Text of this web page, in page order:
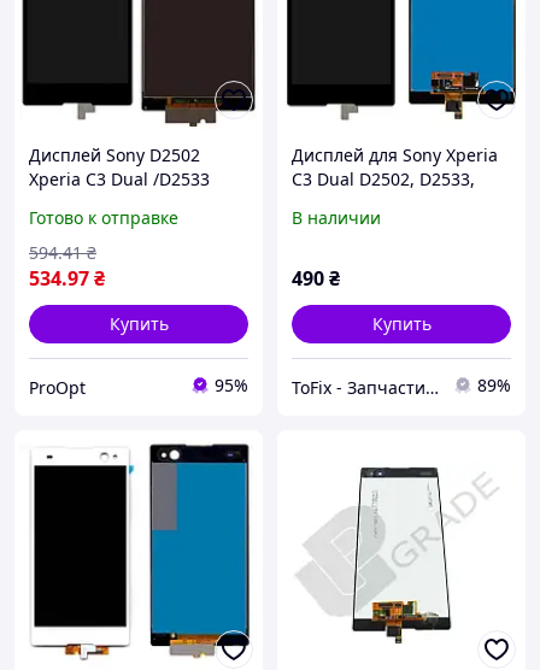
Дисплей Sony D2502
Xperia C3 Dual /D2533
Готово к отправке
534.97₴
594.41 ₴
Купить
ProOpt 95%
Дисплей для Sony Xperia
C3 Dual D2502, D2533,
сенсор), оригинал
В наличии
490₴
Купить
ToFix - Запчасти и комплектующие к гаджетам 89%